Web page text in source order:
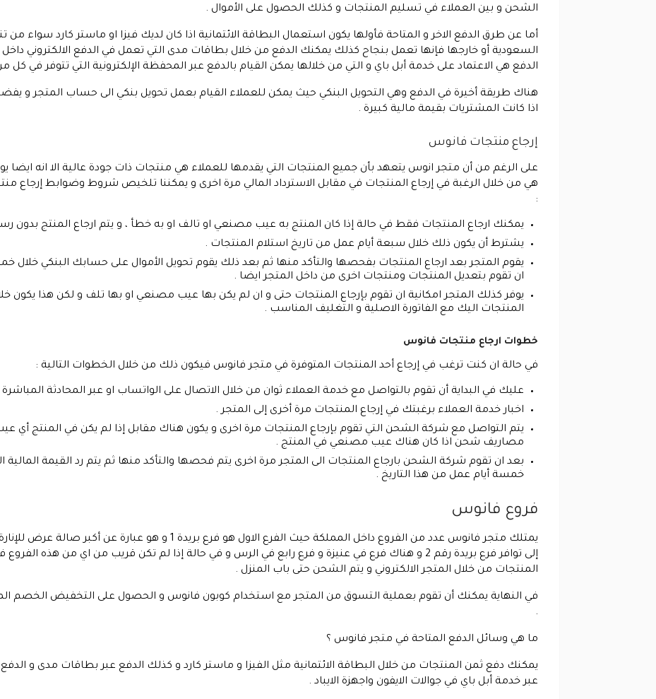
الشحن و بين العملاء في تسليم المنتجات و كذلك الحصول على الأموال .
أما عن طرق الدفع الاخر و المتاحة فأولها يكون استعمال البطاقة الائتمانية اذا كان لديك فيزا او ماستر كارد سواء من
السعودية أو خارجها فإنها تعمل بنجاح كذلك يمكنك الدفع من خلال بطاقات مدى التي تعمل في الدفع الالكتروني
الدفع هي الاعتماد على خدمة أبل باي و التي من خلالها يمكن القيام بالدفع عبر المحفظة الإلكترونية التي تتوفر في كل من
هناك طريقة أخيرة في الدفع وهي التحويل البنكي حيث يمكن للعملاء القيام بعمل تحويل بنكي الى حساب المتجر و
اذا كانت المشتريات بقيمة مالية كبيرة .
إرجاع منتجات فانوس
على الرغم من أن متجر انوس يتعهد بأن جميع المنتجات التي يقدمها للعملاء هي منتجات ذات جودة عالية الا انه ايضا
هي من خلال الرغبة في إرجاع المنتجات في مقابل الاسترداد المالي مرة اخرى و يمكننا تلخيص شروط وضوابط إرجاع
:
يمكنك ارجاع المنتجات فقط في حالة إذا كان المنتج به عيب مصنعي او تالف او به خطأ ، و يتم ارجاع المنتج بدون
يشترط أن يكون ذلك خلال سبعة أيام عمل من تاريخ استلام المنتجات .
يقوم المتجر بعد ارجاع المنتجات بفحصها والتأكد منها ثم بعد ذلك يقوم تحويل الأموال على حسابك البنكي خلال
ان تقوم بتعديل المنتجات ومنتجات اخرى من داخل المتجر ايضا .
يوفر كذلك المتجر امكانية ان تقوم بإرجاع المنتجات حتى و ان لم يكن بها عيب مصنعي او بها تلف و لكن هذا
المنتجات اليك مع الفاتورة الاصلية و التغليف المناسب .
خطوات ارجاع منتجات فانوس
في حالة ان كنت ترغب في إرجاع أحد المنتجات المتوفرة في متجر فانوس فيكون ذلك من خلال الخطوات التالية :
عليك في البداية أن تقوم بالتواصل مع خدمة العملاء ثوان من خلال الاتصال على الواتساب او عبر المحادثة المباشرة
اخبار خدمة العملاء برغبتك في إرجاع المنتجات مرة أخرى إلى المتجر .
يتم التواصل مع شركة الشحن التي تقوم بإرجاع المنتجات مرة اخرى و يكون هناك مقابل إذا لم يكن في المنتج أي
مصاريف شحن اذا كان هناك عيب مصنعي في المنتج .
بعد ان تقوم شركة الشحن بارجاع المنتجات الى المتجر مرة اخرى يتم فحصها والتأكد منها ثم يتم رد القيمة
خمسة أيام عمل من هذا التاريخ .
فروع فانوس
يمتلك متجر فانوس عدد من الفروع داخل المملكة حيث الفرع الاول هو فرع
إلى توافر فرع بريدة رقم 2 و هناك فرع في عنيزة و فرع رابع في الرس و في حالة إذا لم تكن قريب من اي من هذه
المنتجات من خلال المتجر الالكتروني و يتم الشحن حتى باب المنزل .
في النهاية يمكنك أن تقوم بعملية التسوق من المتجر مع استخدام كوبون فانوس و الحصول على التخفيض الخصم
.
ما هي وسائل الدفع المتاحة في متجر فانوس ؟
يمكنك دفع ثمن المنتجات من خلال البطاقة الائتمانية مثل الفيزا و ماستر كارد و كذلك الدفع عبر بطاقات مدى و
عبر خدمة أبل باي في جوالات الايفون واجهزة الايباد .